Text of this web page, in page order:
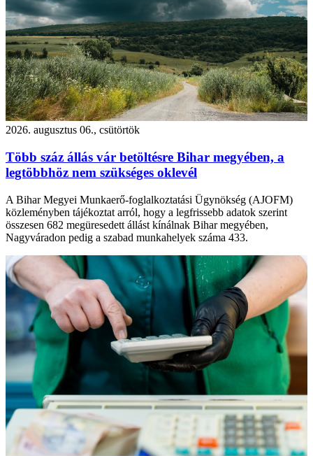
2026. augusztus 06., csütörtök
Több száz állás vár betöltésre Bihar megyében, a
legtöbbhöz nem szükséges oklevél
A Bihar Megyei Munkaerő-foglalkoztatási Ügynökség (AJOFM)
közleményben tájékoztat arról, hogy a legfrissebb adatok szerint
összesen 682 megüresedett állást kínálnak Bihar megyében,
Nagyváradon pedig a szabad munkahelyek száma 433.